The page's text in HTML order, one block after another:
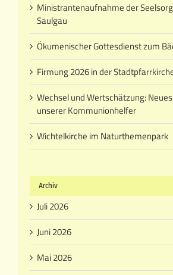
Ministrantenaufnahme der
Saulgau
Ökumenischer Gottesdienst zum
Firmung 2026 in der
Wechsel und Wertschätzung:
unserer Kommunionhelfer
Wichtelkirche im Naturthemenpark
Archiv
Juli 2026
Juni 2026
Mai 2026